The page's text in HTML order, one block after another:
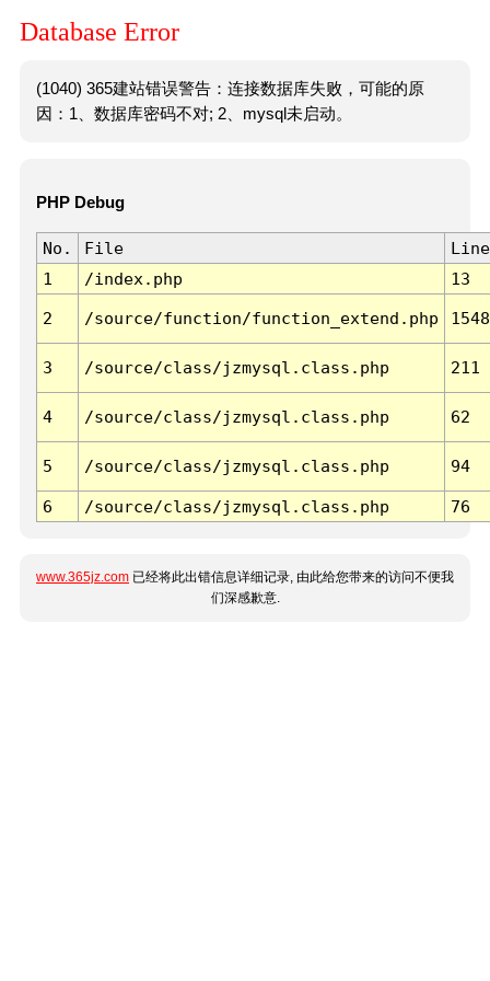
Database Error
(1040) 365建站错误警告：连接数据库失败，可能的原
因：1、数据库密码不对; 2、mysql未启动。
PHP Debug
No. File
Line
1
/index.php 13
2 /source/function/function_extend.php 1548
3 /source/class/jzmysql.class.php 211
4 /source/class/jzmysql.class.php 62
5 /source/class/jzmysql.class.php 94
6 /source/class/jzmysql.class.php 76
www.365jz.com 已经将此出错信息详细记录, 由此给您带来的访问不便我
们深感歉意.